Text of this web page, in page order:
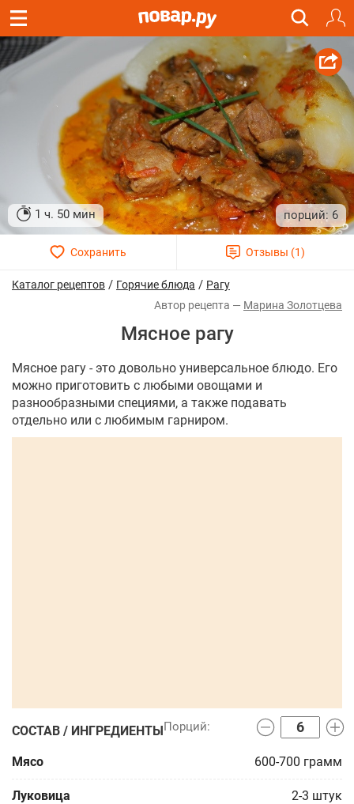
1 ч. 50 мин 6
Каталог рецептов / Горячие блюда / Рагу
Марина Золотцева
Мясное рагу
Мясное рагу - это довольно универсальное блюдо. Его
можно приготовить с любыми овощами и
разнообразными специями, а также подавать
отдельно или с любимым гарниром.
СОСТАВ / ИНГРЕДИЕНТЫ
Мясо 600-700 грамм
Луковица 2-3 штук